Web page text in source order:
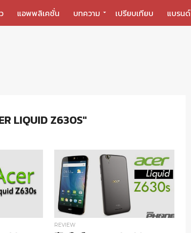
แอพพลิเคชั่น บทความ เปรียบเทียบ แบรนด์
LIQUID Z630S"
REVIEW